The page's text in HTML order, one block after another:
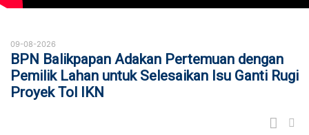
09-08-2026
BPN Balikpapan Adakan Pertemuan dengan
Pemilik Lahan untuk Selesaikan Isu Ganti Rugi
Proyek Tol IKN